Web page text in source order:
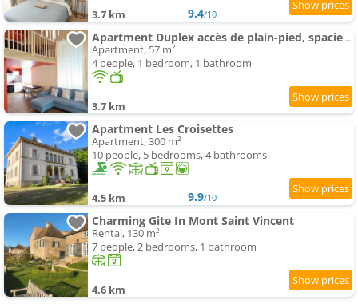
3.7 km 9.4/10
Apartment Duplex accès de plain-pied, spacieux lumineux
Apartment, 57 m²
4 people, 1 bedroom, 1 bathroom
3.7 km
Apartment Les Croisettes
Apartment, 300 m²
10 people, 5 bedrooms, 4 bathrooms
4.5 km 9.9/10
Charming Gite In Mont Saint Vincent
Rental, 130 m²
7 people, 2 bedrooms, 1 bathroom
4.6 km